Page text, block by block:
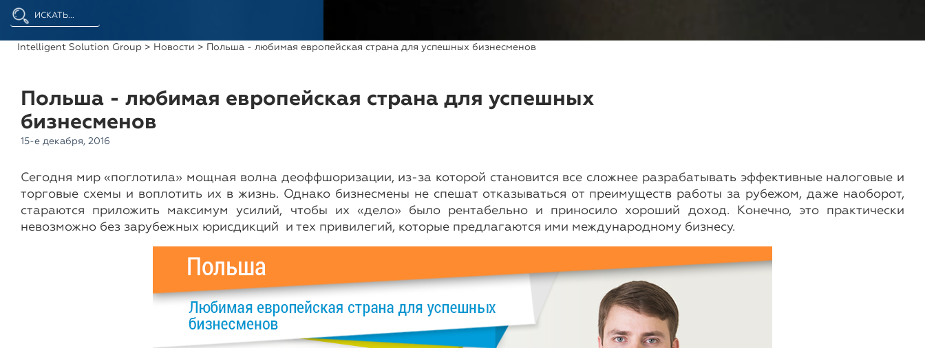
Intelligent Solution Group > Новости > Польша - любимая европейская страна для успешных бизнесменов
Польша - любимая европейская страна для успешных
бизнесменов
15-е декабря, 2016
Сегодня мир «поглотила» мощная волна деоффшоризации, из-за которой становится все сложнее разрабатывать эффективные налоговые и
торговые схемы и воплотить их в жизнь. Однако бизнесмены не спешат отказываться от преимуществ работы за рубежом, даже наоборот,
стараются приложить максимум усилий, чтобы их «дело» было рентабельно и приносило хороший доход. Конечно, это практически
невозможно без зарубежных юрисдикций и тех привилегий, которые предлагаются ими международному бизнесу.